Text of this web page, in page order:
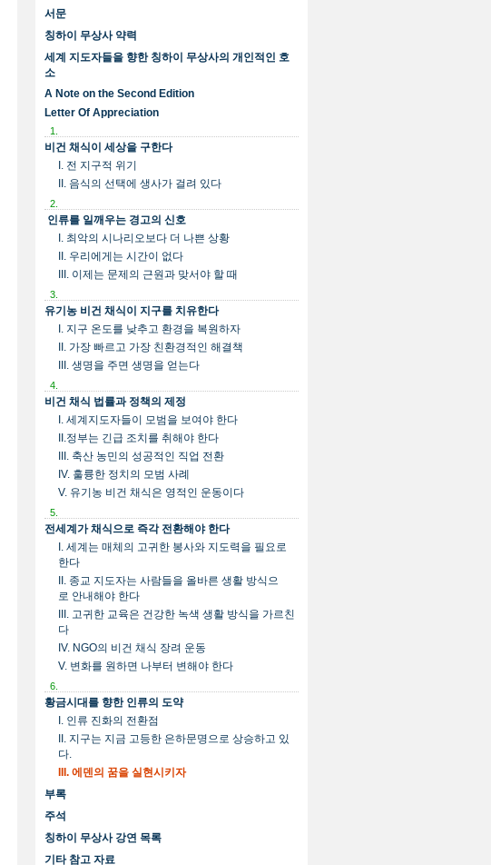
서문
칭하이 무상사 약력
세계 지도자들을 향한 칭하이 무상사의 개인적인 호
소
A Note on the Second Edition
Letter Of Appreciation
1.
비건 채식이 세상을 구한다
I. 전 지구적 위기
II. 음식의 선택에 생사가 걸려 있다
2.
인류를 일깨우는 경고의 신호
I. 최악의 시나리오보다 더 나쁜 상황
II. 우리에게는 시간이 없다
III. 이제는 문제의 근원과 맞서야 할 때
3.
유기농 비건 채식이 지구를 치유한다
I. 지구 온도를 낮추고 환경을 복원하자
II. 가장 빠르고 가장 친환경적인 해결책
III. 생명을 주면 생명을 얻는다
4.
비건 채식 법률과 정책의 제정
I. 세계지도자들이 모범을 보여야 한다
II.정부는 긴급 조치를 취해야 한다
III. 축산 농민의 성공적인 직업 전환
IV. 훌륭한 정치의 모범 사례
V. 유기농 비건 채식은 영적인 운동이다
5.
전세계가 채식으로 즉각 전환해야 한다
I. 세계는 매체의 고귀한 봉사와 지도력을 필요로
한다
II. 종교 지도자는 사람들을 올바른 생활 방식으
로 안내해야 한다
III. 고귀한 교육은 건강한 녹색 생활 방식을 가르친
다
IV. NGO의 비건 채식 장려 운동
V. 변화를 원하면 나부터 변해야 한다
6.
황금시대를 향한 인류의 도약
I. 인류 진화의 전환점
II. 지구는 지금 고등한 은하문명으로 상승하고 있
다.
III. 에덴의 꿈을 실현시키자
부록
주석
칭하이 무상사 강연 목록
기타 참고 자료